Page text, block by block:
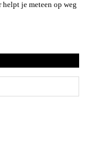
je meteen op weg